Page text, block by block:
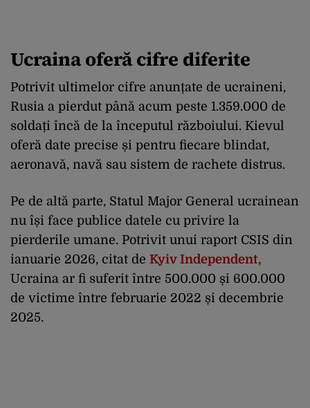
Ucraina oferă cifre diferite
Potrivit ultimelor cifre anunțate de ucraineni,
Rusia a pierdut până acum peste 1.359.000 de
soldați încă de la începutul războiului. Kievul
oferă date precise și pentru fiecare blindat,
aeronavă, navă sau sistem de rachete distrus.
Pe de altă parte, Statul Major General ucrainean
nu își face publice datele cu privire la
pierderile umane. Potrivit unui raport CSIS din
ianuarie 2026, citat de Kyiv Independent,
Ucraina ar fi suferit între 500.000 și 600.000
de victime între februarie 2022 și decembrie
2025.